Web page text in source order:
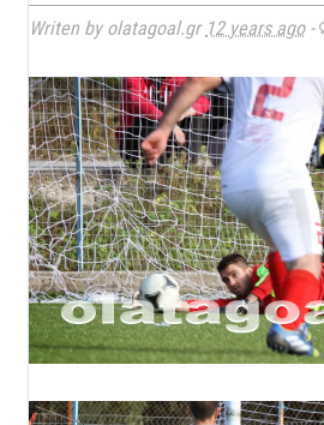
Writen by olatagoal.gr 12 years ago-